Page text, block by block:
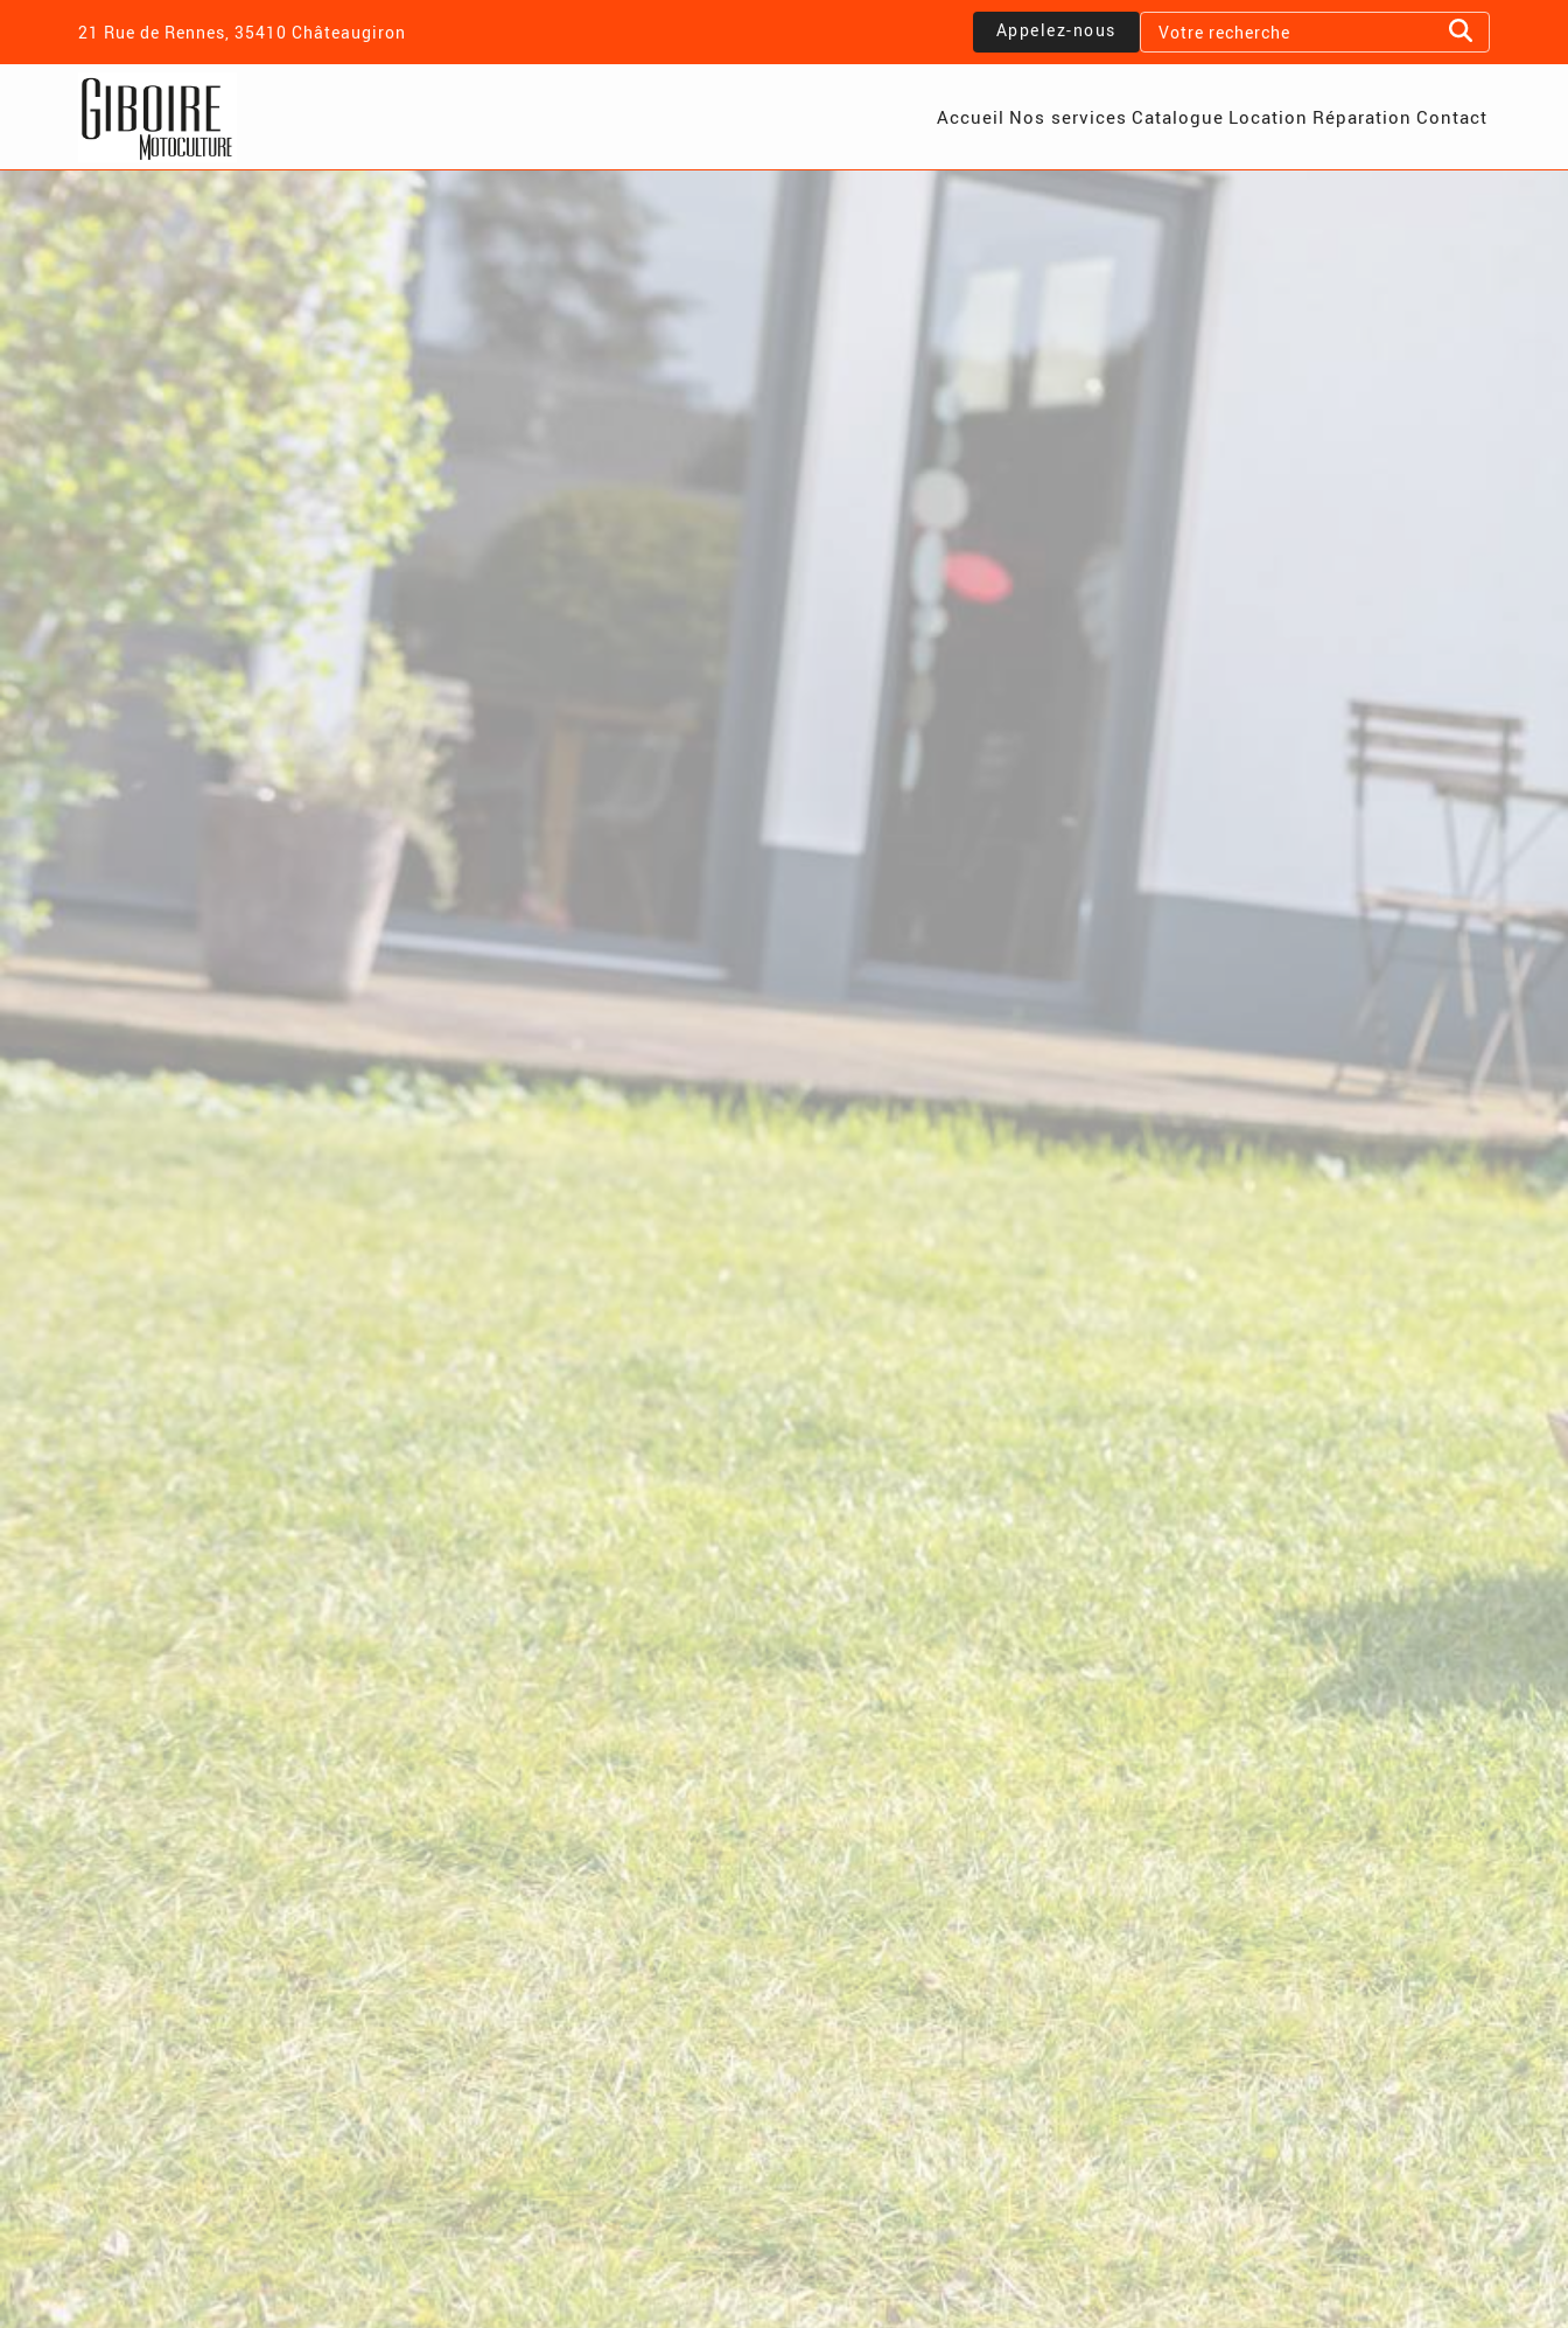
21 Rue de Rennes, 35410 Châteaugiron Appelez-nous
Accueil Nos services Catalogue Location Réparation Contact